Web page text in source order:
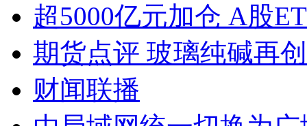
超5000亿元加仓 A股
期货点评 玻璃纯碱再
财闻联播